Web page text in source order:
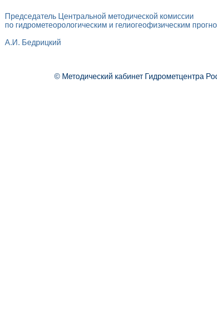
Председатель Центральной методической комиссии
по гидрометеорологическим и гелиогеофизическим
А.И. Бедрицкий
© Методический кабинет Гидрометцентра